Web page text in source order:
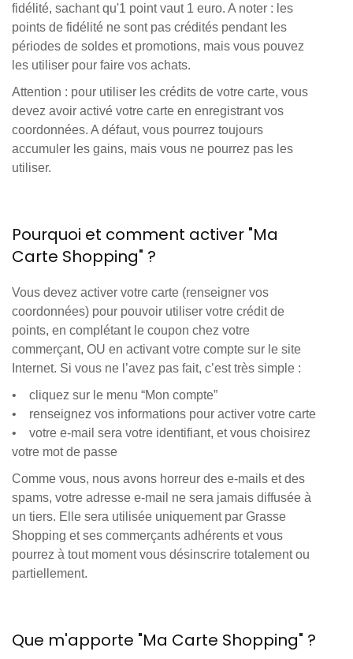
fidélité, sachant qu'1 point vaut 1 euro. A noter : les
points de fidélité ne sont pas crédités pendant les
périodes de soldes et promotions, mais vous pouvez
les utiliser pour faire vos achats.
Attention : pour utiliser les crédits de votre carte, vous
devez avoir activé votre carte en enregistrant vos
coordonnées. A défaut, vous pourrez toujours
accumuler les gains, mais vous ne pourrez pas les
utiliser.
Pourquoi et comment activer "Ma
Carte Shopping" ?
Vous devez activer votre carte (renseigner vos
coordonnées) pour pouvoir utiliser votre crédit de
points, en complétant le coupon chez votre
commerçant, OU en activant votre compte sur le site
Internet. Si vous ne l’avez pas fait, c’est très simple :
• cliquez sur le menu “Mon compte”
• renseignez vos informations pour activer votre carte
• votre e-mail sera votre identifiant, et vous choisirez
votre mot de passe
Comme vous, nous avons horreur des e-mails et des
spams, votre adresse e-mail ne sera jamais diffusée à
un tiers. Elle sera utilisée uniquement par Grasse
Shopping et ses commerçants adhérents et vous
pourrez à tout moment vous désinscrire totalement ou
partiellement.
Que m'apporte "Ma Carte Shopping" ?